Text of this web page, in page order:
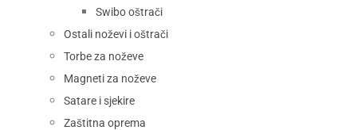
Swibo oštrači
Ostali noževi i oštrači
Torbe za noževe
Magneti za noževe
Satare i sjekire
Zaštitna oprema